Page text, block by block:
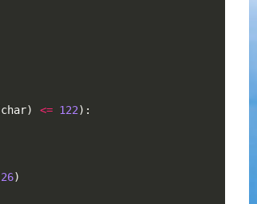
char) <= 122) :
26)